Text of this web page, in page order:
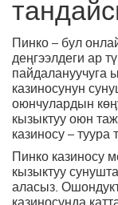
Пинко – бул
деңгээлдеги ар
пайдалануучуга
казиносунун
оюнчулардын
кызыктуу оюн
казиносу – туура
Пинко казиносу
кызыктуу
аласыз.